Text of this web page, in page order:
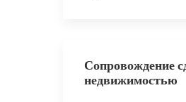
Сопровождение
недвижимостью